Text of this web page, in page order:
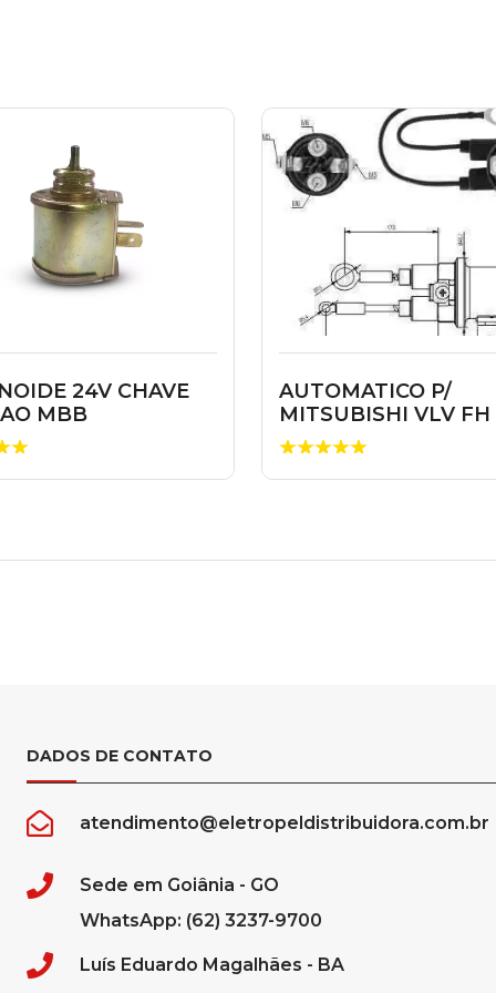
24V CHAVE
MBB
AUTOMATICO P/
MITSUBISHI VLV FH
24V 10483616
DADOS DE CONTATO
atendimento@eletropeldistribuidora.com.br
Sede em Goiânia - GO
WhatsApp: (62) 3237-9700
Luís Eduardo Magalhães - BA